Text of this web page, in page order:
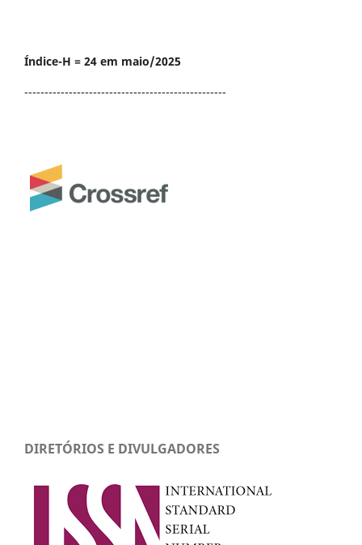
Índice-H = 24 em maio/2025
--------------------------------------------------
DIRETÓRIOS E DIVULGADORES